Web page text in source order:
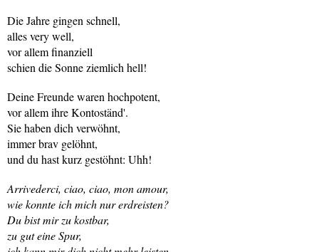
Die Jahre gingen schnell,
alles very well,
vor allem finanziell
schien die Sonne ziemlich hell!
Deine Freunde waren hochpotent,
vor allem ihre Kontoständ'.
Sie haben dich verwöhnt,
immer brav gelöhnt,
und du hast kurz gestöhnt: Uhh!
Arrivederci, ciao, ciao, mon amour,
wie konnte ich mich nur erdreisten?
Du bist mir zu kostbar,
zu gut eine Spur,